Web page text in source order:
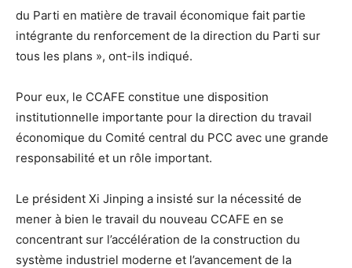
du Parti en matière de travail économique fait partie
intégrante du renforcement de la direction du Parti sur
tous les plans », ont-ils indiqué.
Pour eux, le CCAFE constitue une disposition
institutionnelle importante pour la direction du travail
économique du Comité central du PCC avec une grande
responsabilité et un rôle important.
Le président Xi Jinping a insisté sur la nécessité de
mener à bien le travail du nouveau CCAFE en se
concentrant sur l’accélération de la construction du
système industriel moderne et l’avancement de la